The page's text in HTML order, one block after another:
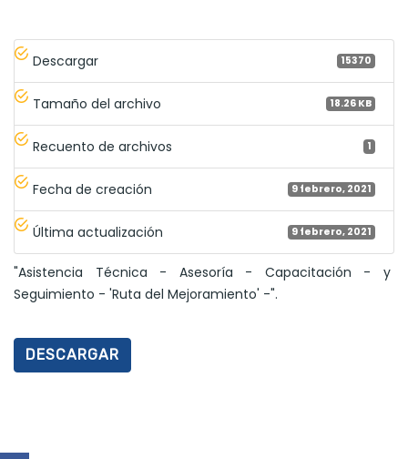
Descargar 15370
Tamaño del archivo 18.26 KB
Recuento de archivos 1
Fecha de creación 9 febrero, 2021
Última actualización 9 febrero, 2021
"Asistencia Técnica - Asesoría - Capacitación - y
Seguimiento - 'Ruta del Mejoramiento' -".
DESCARGAR